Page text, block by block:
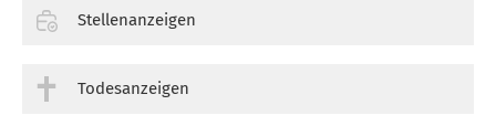
Stellenanzeigen
Todesanzeigen